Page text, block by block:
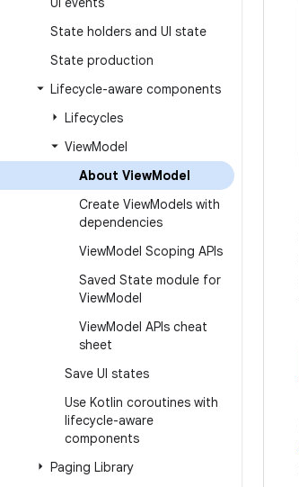
State holders and UI state
State production
Lifecycle-aware components
Lifecycles
ViewModel
About ViewModel
Create ViewModels with
dependencies
ViewModel Scoping APIs
Saved State module for
ViewModel
ViewModel APIs cheat
sheet
Save UI states
Use Kotlin coroutines with
lifecycle-aware
components
Paging Library